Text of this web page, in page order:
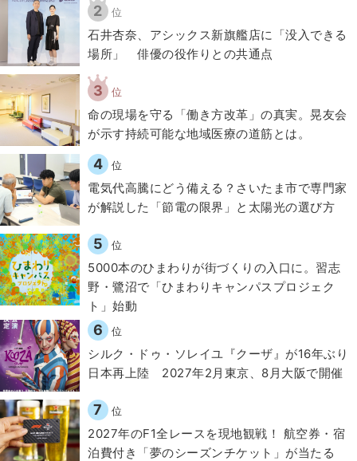
2 位
石井杏奈、アシックス新旗艦店に「没入できる
場所」 俳優の役作りとの共通点
3 位
​命の現場を守る「働き方改革」の真実。晃友会
が示す持続可能な地域医療の道筋とは。
4 位
電気代高騰にどう備える？さいたま市で専門家
が解説した「節電の限界」と太陽光の選び方
5 位
5000本のひまわりが街づくりの入口に。習志
野・鷺沼で「ひまわりキャンパスプロジェク
ト」始動
6 位
シルク・ドゥ・ソレイユ『クーザ』が16年ぶり
日本再上陸 2027年2月東京、8月大阪で開催
7 位
2027年のF1全レースを現地観戦！ 航空券・宿
泊費付き「夢のシーズンチケット」が当たる